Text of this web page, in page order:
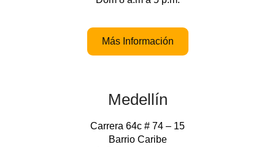
Más Información
Medellín
Carrera 64c # 74 – 15
Barrio Caribe